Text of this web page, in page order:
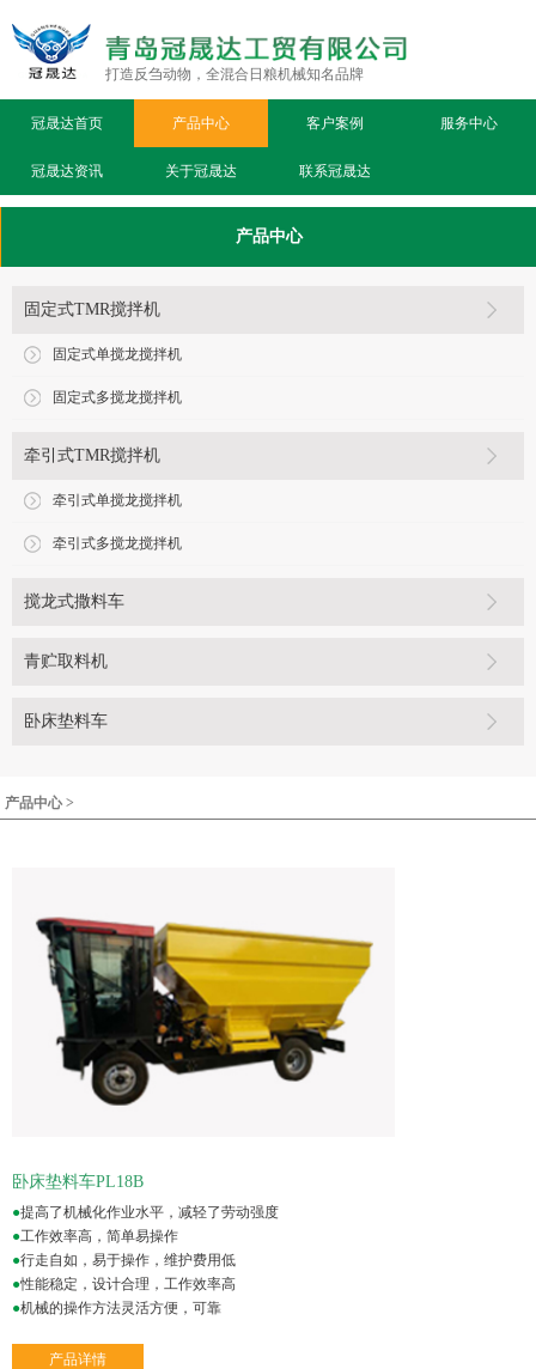
打造反刍动物，全混合日粮机械知名品牌
冠晟达首页 产品中心 客户案例 服务中心
冠晟达资讯 关于冠晟达 联系冠晟达
产品中心
固定式TMR搅拌机
固定式单搅龙搅拌机
固定式多搅龙搅拌机
牵引式TMR搅拌机
牵引式单搅龙搅拌机
牵引式多搅龙搅拌机
搅龙式撒料车
青贮取料机
卧床垫料车
产品中心 >
卧床垫料车PL18B
●提高了机械化作业水平，减轻了劳动强度
●工作效率高，简单易操作
●行走自如，易于操作，维护费用低
●性能稳定，设计合理，工作效率高
●机械的操作方法灵活方便，可靠
产品详情